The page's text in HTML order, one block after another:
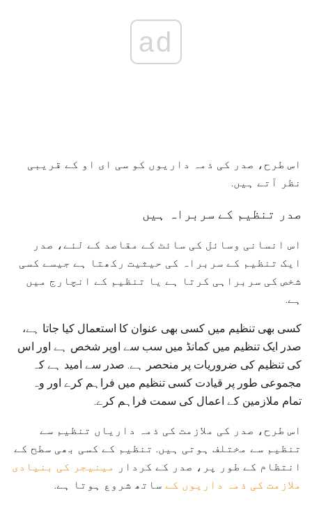
ad
اس طرح، صدر کی ذمہ داریوں کو سی ای او کے قریبی
نظر آتے ہیں.
صدر تنظیم کے سربراہ ہیں
اس انسانی وسائل کی سائٹ کے مقاصد کے لئے، صدر
ایک تنظیم کے سربراہ کی حیثیت رکھتا ہے جیسے کسی
شخص کی سربراہی کرتا ہے یا تنظیم کے انچارج میں
ہے.
کسی بھی تنظیم میں کسی بھی عنوان کا استعمال کیا جاتا ہے،
صدر ایک تنظیم میں کمانڈ میں سب سے اوپر شخص ہے اور اس
کی تنظیم کی ضروریات پر منحصر ہے. صدر سے امید ہے کہ
مجموعی طور پر قیادت کسی تنظیم میں فراہم کرے اور وہ
تمام ملازمین کے اعمال کی سمت فراہم کرے.
اس طرح، صدر کی ملازمت کی ذمہ داریاں تنظیم سے
تنظیم سے مختلف ہوتی ہیں. تنظیم کے کسی بھی سطح کے
انتظام کے طور پر، صدر کے کردار
مینیجر کی بنیادی
ملازمت کی ذمہ داریوں کے ساتھ شروع ہوتا ہے.